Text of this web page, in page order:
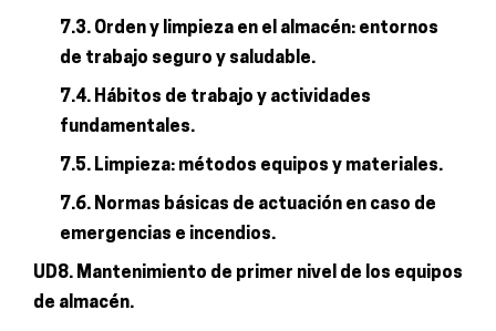
7.3. Orden y limpieza en el almacén: entornos
de trabajo seguro y saludable.
7.4. Hábitos de trabajo y actividades
fundamentales.
7.5. Limpieza: métodos equipos y materiales.
7.6. Normas básicas de actuación en caso de
emergencias e incendios.
UD8. Mantenimiento de primer nivel de los equipos
de almacén.